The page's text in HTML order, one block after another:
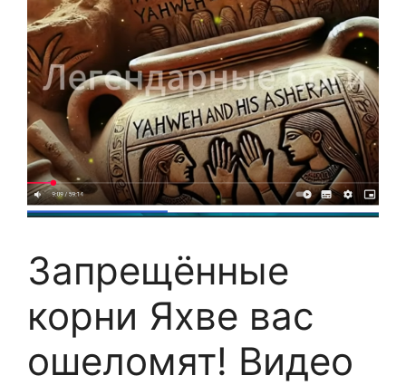
Запрещённые
корни Яхве вас
ошеломят! Видео